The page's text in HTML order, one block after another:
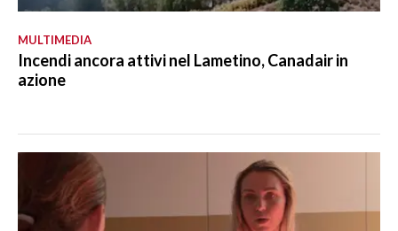
MULTIMEDIA
Incendi ancora attivi nel Lametino, Canadair in
azione